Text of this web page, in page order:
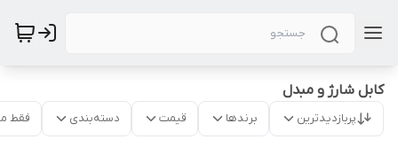
کابل شارژ و مبدل
پربازدیدترین برندها قیمت دسته‌بندی فقط